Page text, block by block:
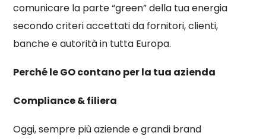
comunicare la parte “green” della tua energia
secondo criteri accettati da fornitori, clienti,
banche e autorità in tutta Europa.
Perché le GO contano per la tua azienda
Compliance & filiera
Oggi, sempre più aziende e grandi brand